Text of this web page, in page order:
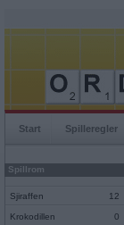
Start Spilleregler
Spillrom
Sjiraffen 12
Krokodillen
0